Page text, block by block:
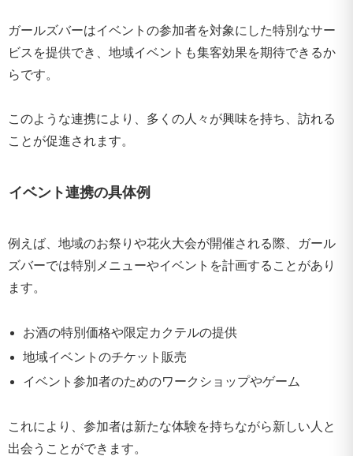
ガールズバーはイベントの参加者を対象にした特別なサー
ビスを提供でき、地域イベントも集客効果を期待できるか
らです。
このような連携により、多くの人々が興味を持ち、訪れる
ことが促進されます。
イベント連携の具体例
例えば、地域のお祭りや花火大会が開催される際、ガール
ズバーでは特別メニューやイベントを計画することがあり
ます。
お酒の特別価格や限定カクテルの提供
地域イベントのチケット販売
イベント参加者のためのワークショップやゲーム
これにより、参加者は新たな体験を持ちながら新しい人と
出会うことができます。